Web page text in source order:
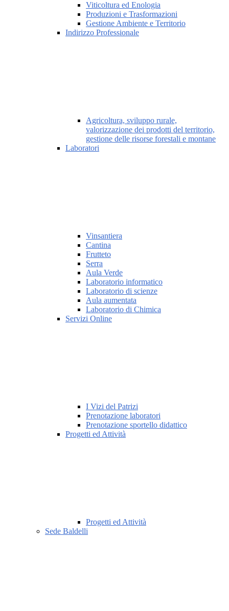
Viticoltura ed Enologia
Produzioni e Trasformazioni
Gestione Ambiente e Territorio
Indirizzo Professionale
Agricoltura, sviluppo rurale,
valorizzazione dei prodotti del territorio,
gestione delle risorse forestali e montane
Laboratori
Vinsantiera
Cantina
Frutteto
Serra
Aula Verde
Laboratorio informatico
Laboratorio di scienze
Aula aumentata
Laboratorio di Chimica
Servizi Online
I Vizi del Patrizi
Prenotazione laboratori
Prenotazione sportello didattico
Progetti ed Attività
Progetti ed Attività
Sede Baldelli